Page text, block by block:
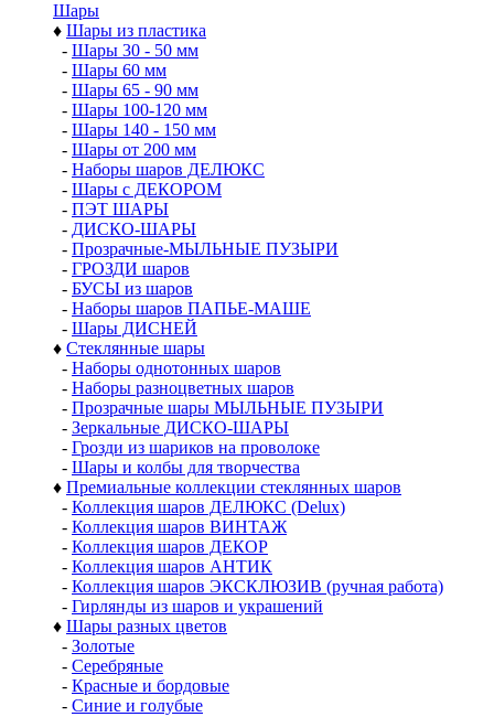
Шары
♦ Шары из пластика
- Шары 30 - 50 мм
- Шары 60 мм
- Шары 65 - 90 мм
- Шары 100-120 мм
- Шары 140 - 150 мм
- Шары от 200 мм
- Наборы шаров ДЕЛЮКС
- Шары с ДЕКОРОМ
- ПЭТ ШАРЫ
- ДИСКО-ШАРЫ
- Прозрачные-МЫЛЬНЫЕ ПУЗЫРИ
- ГРОЗДИ шаров
- БУСЫ из шаров
- Наборы шаров ПАПЬЕ-МАШЕ
- Шары ДИСНЕЙ
♦ Стеклянные шары
- Наборы однотонных шаров
- Наборы разноцветных шаров
- Прозрачные шары МЫЛЬНЫЕ ПУЗЫРИ
- Зеркальные ДИСКО-ШАРЫ
- Грозди из шариков на проволоке
- Шары и колбы для творчества
♦ Премиальные коллекции стеклянных шаров
- Коллекция шаров ДЕЛЮКС (Delux)
- Коллекция шаров ВИНТАЖ
- Коллекция шаров ДЕКОР
- Коллекция шаров АНТИК
- Коллекция шаров ЭКСКЛЮЗИВ (ручная работа)
- Гирлянды из шаров и украшений
♦ Шары разных цветов
- Золотые
- Серебряные
- Красные и бордовые
- Синие и голубые